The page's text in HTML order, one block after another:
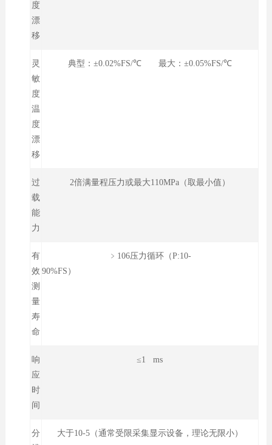
度
漂
移
灵
敏
度
温
度
漂
移
典型：±0.02%FS/℃ 最大：±0.05%FS/℃
过
载
能
力
2倍满量程压力或最大110MPa（取最小值）
有
效
测
量
寿
命
﹥106压力循环（P:10-
90%FS）
响
应
时
间
≤1 ms
分
大于10-5（通常受限采集显示设备，理论无限小）